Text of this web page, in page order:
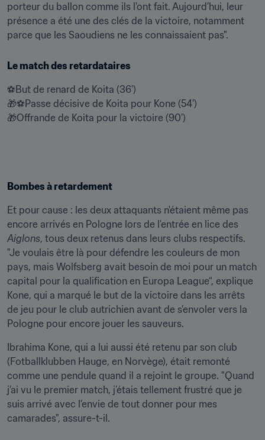
porteur du ballon comme ils l'ont fait. Aujourd’hui, leur
présence a été une des clés de la victoire, notamment
parce que les Saoudiens ne les connaissaient pas".
Le match des retardataires
⚽️But de renard de Koita (36')
🎁⚽️Passe décisive de Koita pour Kone (54')
🎁Offrande de Koita pour la victoire (90')
Bombes à retardement
Et pour cause : les deux attaquants n'étaient même pas
Aiglons, tous deux retenus dans leurs clubs respectifs.
"Je voulais être là pour défendre les couleurs de mon
pays, mais Wolfsberg avait besoin de moi pour un match
capital pour la qualification en Europa League“, explique
Kone, qui a marqué le but de la victoire dans les arrêts
de jeu pour le club autrichien avant de s’envoler vers la
Pologne pour encore jouer les sauveurs.
Ibrahima Kone, qui a lui aussi été retenu par son club
(Fotballklubben Hauge, en Norvège), était remonté
comme une pendule quand il a rejoint le groupe. "Quand
j’ai vu le premier match, j’étais tellement frustré que je
suis arrivé avec l’envie de tout donner pour mes
camarades", assure-t-il.